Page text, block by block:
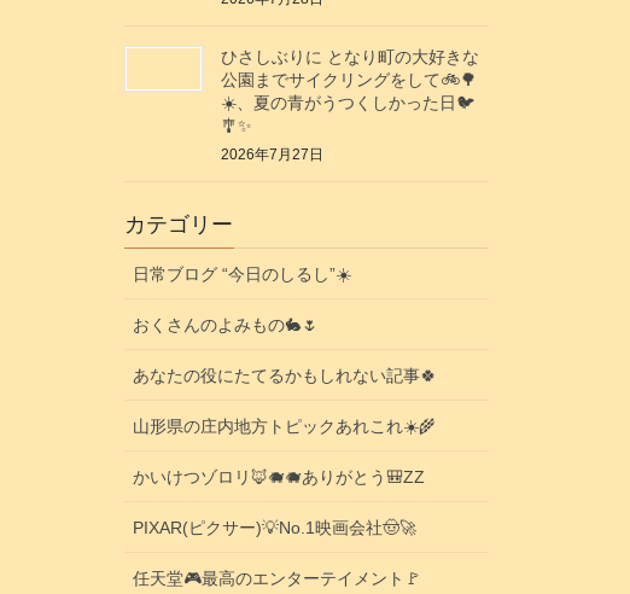
ひさしぶりに となり町の大好きな
公園までサイクリングをして🚲️🌳
☀️、夏の青がうつくしかった日🐦️
🎐✨️
2026年7月27日
カテゴリー
日常ブログ “今日のしるし”☀️
おくさんのよみもの🐇🌷
あなたの役にたてるかもしれない記事🍀
山形県の庄内地方トピックあれこれ☀️🌾
かいけつゾロリ🦊🐗🐗ありがとう🎒ZZ
PIXAR(ピクサー)💡No.1映画会社🤠🚀
任天堂🎮️最高のエンターテイメント🚩